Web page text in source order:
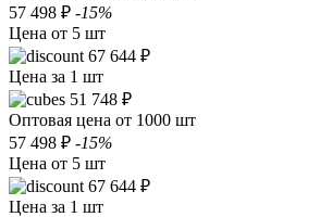
57 498 ₽ -15%
Цена от 5 шт
67 644 ₽
Цена за 1 шт
51 748 ₽
Оптовая цена от 1000 шт
57 498 ₽ -15%
Цена от 5 шт
67 644 ₽
Цена за 1 шт